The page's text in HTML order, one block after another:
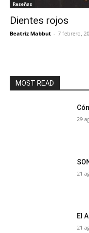
Reseñas
Dientes rojos
Beatriz Mabbut - 7 febrero,
MOST READ
29
21
El
21